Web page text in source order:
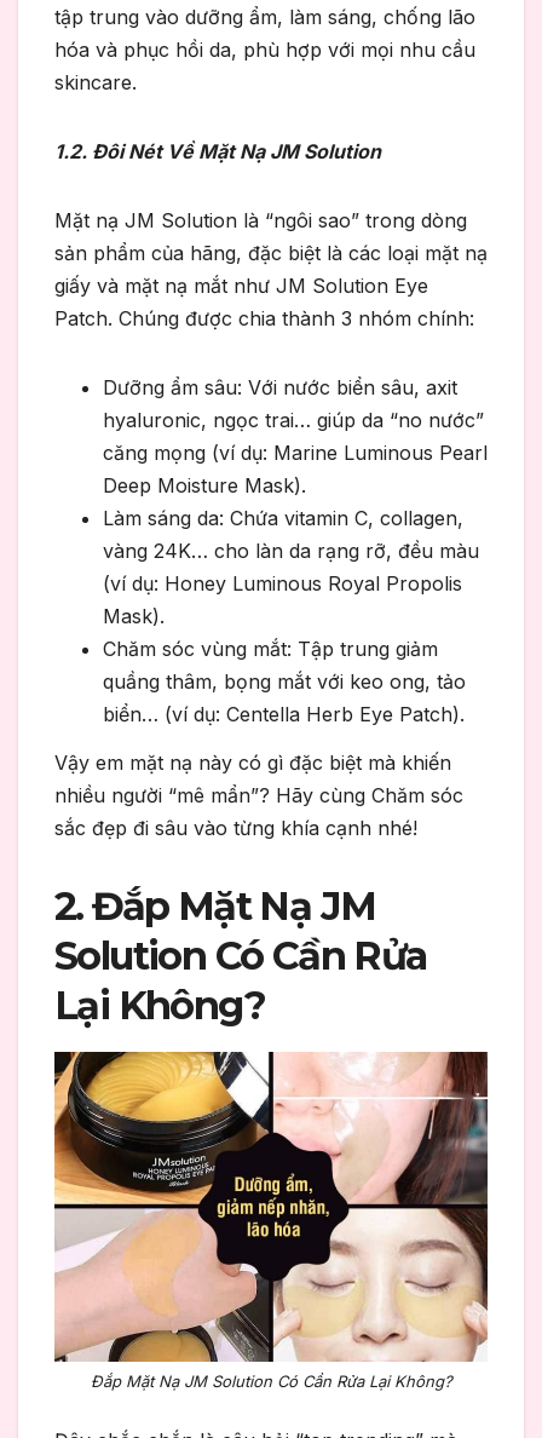
tập trung vào dưỡng ẩm, làm sáng, chống lão
hóa và phục hồi da, phù hợp với mọi nhu cầu
skincare.
1.2. Đôi Nét Về Mặt Nạ JM Solution
Mặt nạ JM Solution là “ngôi sao” trong dòng
sản phẩm của hãng, đặc biệt là các loại mặt nạ
giấy và mặt nạ mắt như JM Solution Eye
Patch. Chúng được chia thành 3 nhóm chính:
Dưỡng ẩm sâu: Với nước biển sâu, axit
hyaluronic, ngọc trai… giúp da “no nước”
căng mọng (ví dụ: Marine Luminous Pearl
Deep Moisture Mask).
Làm sáng da: Chứa vitamin C, collagen,
vàng 24K… cho làn da rạng rỡ, đều màu
(ví dụ: Honey Luminous Royal Propolis
Mask).
Chăm sóc vùng mắt: Tập trung giảm
quầng thâm, bọng mắt với keo ong, tảo
biển… (ví dụ: Centella Herb Eye Patch).
Vậy em mặt nạ này có gì đặc biệt mà khiến
nhiều người “mê mẩn”? Hãy cùng Chăm sóc
sắc đẹp đi sâu vào từng khía cạnh nhé!
2. Đắp Mặt Nạ JM
Solution Có Cần Rửa
Lại Không?
Đắp Mặt Nạ JM Solution Có Cần Rửa Lại Không?